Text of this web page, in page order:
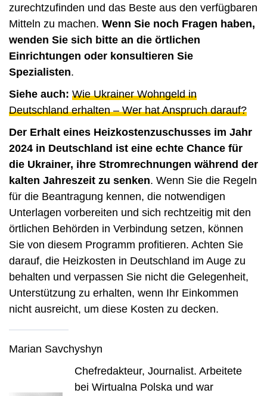
zurechtzufinden und das Beste aus den verfügbaren
Mitteln zu machen. Wenn Sie noch Fragen haben,
wenden Sie sich bitte an die örtlichen
Einrichtungen oder konsultieren Sie
Spezialisten.
Siehe auch: Wie Ukrainer Wohngeld in
Deutschland erhalten – Wer hat Anspruch darauf?
Der Erhalt eines Heizkostenzuschusses im Jahr
2024 in Deutschland ist eine echte Chance für
die Ukrainer, ihre Stromrechnungen während der
kalten Jahreszeit zu senken. Wenn Sie die Regeln
für die Beantragung kennen, die notwendigen
Unterlagen vorbereiten und sich rechtzeitig mit den
örtlichen Behörden in Verbindung setzen, können
Sie von diesem Programm profitieren. Achten Sie
darauf, die Heizkosten in Deutschland im Auge zu
behalten und verpassen Sie nicht die Gelegenheit,
Unterstützung zu erhalten, wenn Ihr Einkommen
nicht ausreicht, um diese Kosten zu decken.
Marian Savchyshyn
Chefredakteur, Journalist. Arbeitete
bei Wirtualna Polska und war